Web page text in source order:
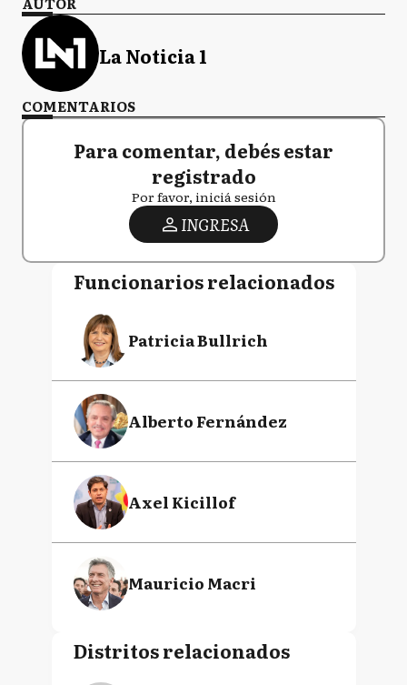
Temas
EL PAÍS
BUENOS AIRES
MAURICIO MACRI
ALBERTO FERNÁNDEZ
AXEL KICILLOF
La Noticia 1
COMENTARIOS
Para comentar, debés estar
Por favor, iniciá sesión
Funcionarios relacionados
Alberto Fernández